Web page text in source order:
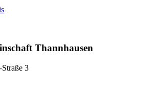
Thannhausen
3